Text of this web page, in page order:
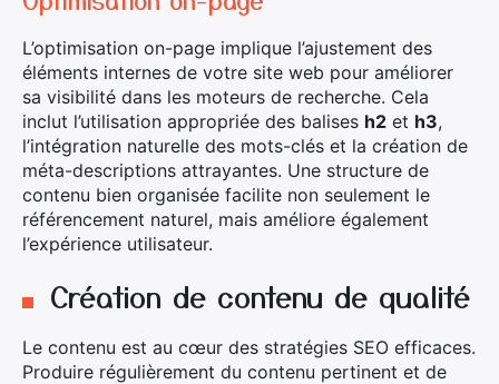
L’optimisation on-page implique l’ajustement des
éléments internes de votre site web pour améliorer
sa visibilité dans les moteurs de recherche. Cela
inclut l’utilisation appropriée des balises h2 et h3,
l’intégration naturelle des mots-clés et la création de
méta-descriptions attrayantes. Une structure de
contenu bien organisée facilite non seulement le
référencement naturel, mais améliore également
l’expérience utilisateur.
Création de contenu de qualité
Le contenu est au cœur des stratégies SEO efficaces.
Produire régulièrement du contenu pertinent et de